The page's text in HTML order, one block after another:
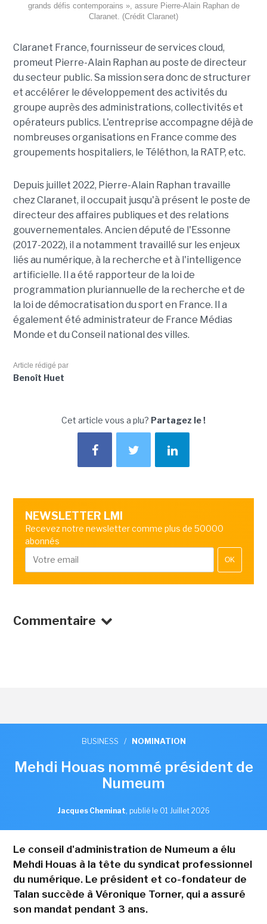
grands défis contemporains », assure Pierre-Alain Raphan de
Claranet. (Crédit Claranet)
Claranet France, fournisseur de services cloud,
promeut Pierre-Alain Raphan au poste de directeur
du secteur public. Sa mission sera donc de structurer
et accélérer le développement des activités du
groupe auprès des administrations, collectivités et
opérateurs publics. L'entreprise accompagne déjà de
nombreuses organisations en France comme des
groupements hospitaliers, le Téléthon, la RATP, etc.
Depuis juillet 2022, Pierre-Alain Raphan travaille
chez Claranet, il occupait jusqu'à présent le poste de
directeur des affaires publiques et des relations
gouvernementales. Ancien député de l'Essonne
(2017-2022), il a notamment travaillé sur les enjeux
liés au numérique, à la recherche et à l'intelligence
artificielle. Il a été rapporteur de la loi de
programmation pluriannuelle de la recherche et de
la loi de démocratisation du sport en France. Il a
également été administrateur de France Médias
Monde et du Conseil national des villes.
Article rédigé par
Benoît Huet
Cet article vous a plu? Partagez le !
NEWSLETTER LMI
Recevez notre newsletter comme plus de 50000
abonnés
OK
Commentaire
BUSINESS / NOMINATION
Mehdi Houas nommé président de
Numeum
Jacques Cheminat, publié le 01 Juillet 2026
Le conseil d'administration de Numeum a élu
Mehdi Houas à la tête du syndicat professionnel
du numérique. Le président et co-fondateur de
Talan succède à Véronique Torner, qui a assuré
son mandat pendant 3 ans.